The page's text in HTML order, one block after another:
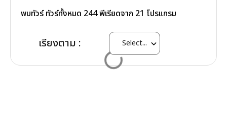
พบทัวร์ ทัวร์ทั้งหมด 244พีเรียดจาก 21 โปรแกรม
เรียงตาม :